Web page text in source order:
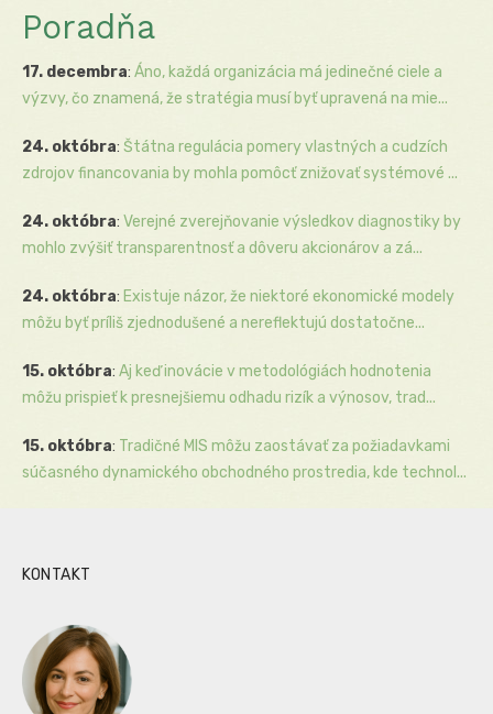
Poradňa
17. decembra: Áno, každá organizácia má jedinečné ciele a
výzvy, čo znamená, že stratégia musí byť upravená na mie...
24. októbra: Štátna regulácia pomery vlastných a cudzích
zdrojov financovania by mohla pomôcť znižovať systémové ...
24. októbra: Verejné zverejňovanie výsledkov diagnostiky by
mohlo zvýšiť transparentnosť a dôveru akcionárov a zá...
24. októbra: Existuje názor, že niektoré ekonomické modely
môžu byť príliš zjednodušené a nereflektujú dostatočne...
15. októbra: Aj keď inovácie v metodológiách hodnotenia
môžu prispieť k presnejšiemu odhadu rizík a výnosov, trad...
15. októbra: Tradičné MIS môžu zaostávať za požiadavkami
súčasného dynamického obchodného prostredia, kde technol...
KONTAKT